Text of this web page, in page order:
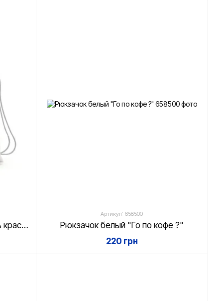
Рюкзачок белый "Разбавь осень красками"
Артикул: 658500
Рюкзачок белый "Го по кофе ?"
220 грн